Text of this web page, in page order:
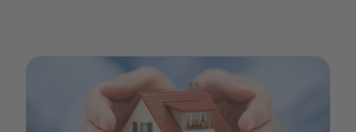
und E-Mobilität den Wert eines Stellplatzes oder einer
Garage verändern können.